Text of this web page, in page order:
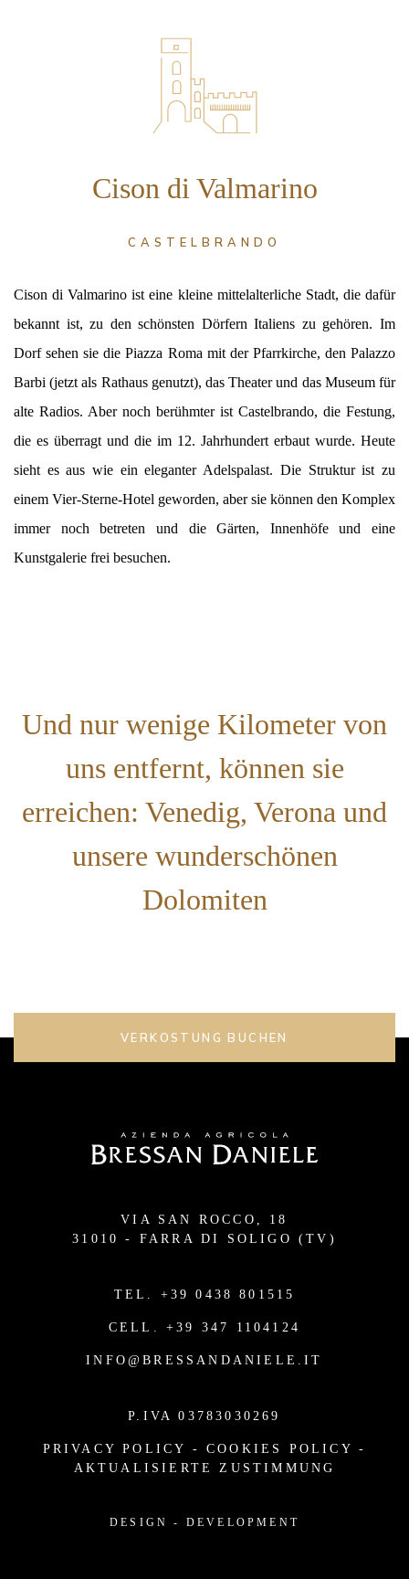
Cison di Valmarino
CASTELBRANDO
Cison di Valmarino ist eine kleine mittelalterliche Stadt, die dafür
bekannt ist, zu den schönsten Dörfern Italiens zu gehören. Im
Dorf sehen sie die Piazza Roma mit der Pfarrkirche, den Palazzo
Barbi (jetzt als Rathaus genutzt), das Theater und das Museum für
alte Radios. Aber noch berühmter ist Castelbrando, die Festung,
die es überragt und die im 12. Jahrhundert erbaut wurde. Heute
sieht es aus wie ein eleganter Adelspalast. Die Struktur ist zu
einem Vier-Sterne-Hotel geworden, aber sie können den Komplex
immer noch betreten und die Gärten, Innenhöfe und eine
Kunstgalerie frei besuchen.
Und nur wenige Kilometer von
uns entfernt, können sie
erreichen: Venedig, Verona und
unsere wunderschönen
Dolomiten
VERKOSTUNG BUCHEN
VIA SAN ROCCO, 18
31010 - FARRA DI SOLIGO (TV)
TEL. +39 0438 801515
CELL.+39 347 1104124
INFO@BRESSANDANIELE.IT
P.IVA 03783030269
PRIVACY POLICY -COOKIES POLICY -
AKTUALISIERTE ZUSTIMMUNG
DESIGN - DEVELOPMENT